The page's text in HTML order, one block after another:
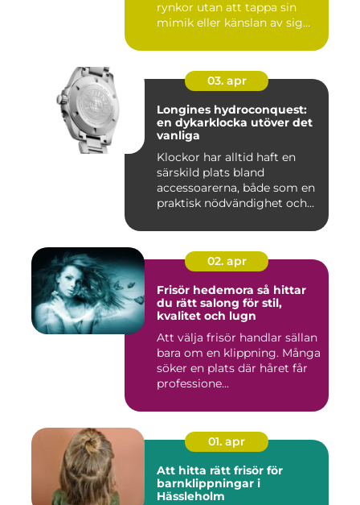
rynkor utan att tappa sin
mimik eller känslan av sig
03. apr
Longines hydroconquest:
en dykarklocka utöver det
vanliga
Klockor har alltid haft en
särskild plats bland
accessoarerna, både som en
praktisk nödvändighet och...
02. apr
Frisör hedemora så hittar
du rätt salong för stil,
kvalitet och lugn
Att välja frisör handlar sällan
bara om en klippning. Många
söker en plats där håret får
professione...
01. apr
Att hitta rätt frisör för
barnklippningar i
Hässleholm